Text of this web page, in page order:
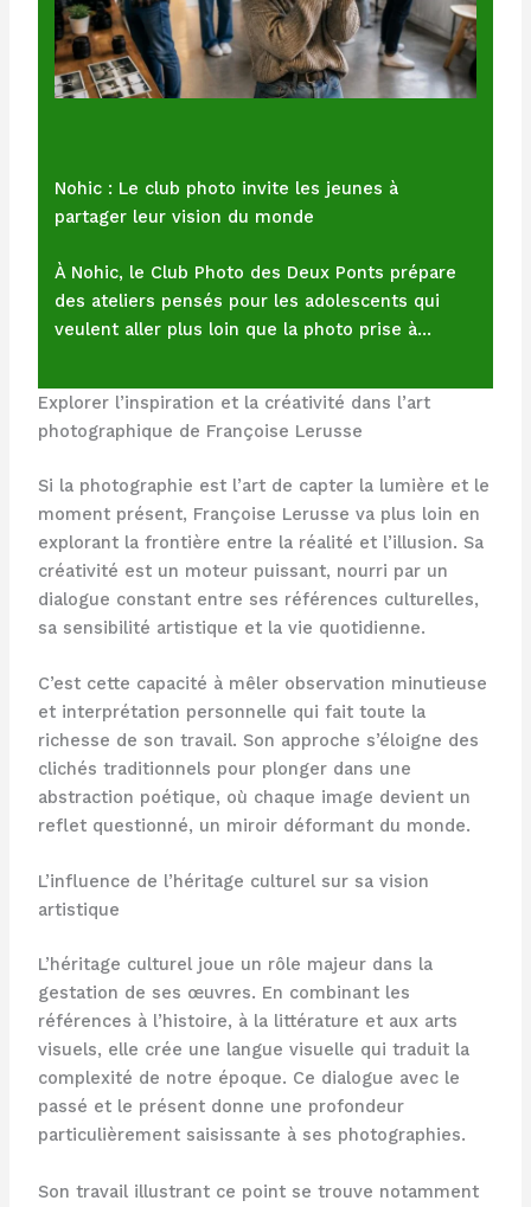
Nohic : Le club photo invite les jeunes à
partager leur vision du monde
À Nohic, le Club Photo des Deux Ponts prépare
des ateliers pensés pour les adolescents qui
veulent aller plus loin que la photo prise à…
Explorer l’inspiration et la créativité dans l’art
photographique de Françoise Lerusse
Si la photographie est l’art de capter la lumière et le
moment présent, Françoise Lerusse va plus loin en
explorant la frontière entre la réalité et l’illusion. Sa
créativité est un moteur puissant, nourri par un
dialogue constant entre ses références culturelles,
sa sensibilité artistique et la vie quotidienne.
C’est cette capacité à mêler observation minutieuse
et interprétation personnelle qui fait toute la
richesse de son travail. Son approche s’éloigne des
clichés traditionnels pour plonger dans une
abstraction poétique, où chaque image devient un
reflet questionné, un miroir déformant du monde.
L’influence de l’héritage culturel sur sa vision
artistique
L’héritage culturel joue un rôle majeur dans la
gestation de ses œuvres. En combinant les
références à l’histoire, à la littérature et aux arts
visuels, elle crée une langue visuelle qui traduit la
complexité de notre époque. Ce dialogue avec le
passé et le présent donne une profondeur
particulièrement saisissante à ses photographies.
Son travail illustrant ce point se trouve notamment